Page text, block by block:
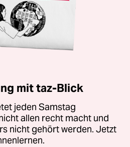
mit taz-Blick
jeden Samstag
allen recht macht und
nicht gehört werden. Jetzt